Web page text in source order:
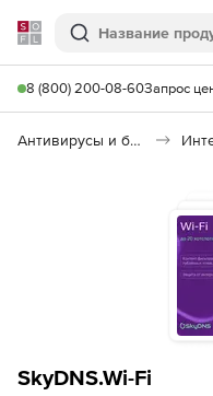
Softline
Поиск
8 (800) 200-08-60Запрос
Антивирусы и безопасность
SkyDNS.Wi-Fi